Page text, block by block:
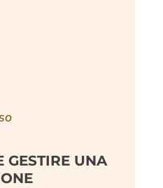
GESTIRE UNA